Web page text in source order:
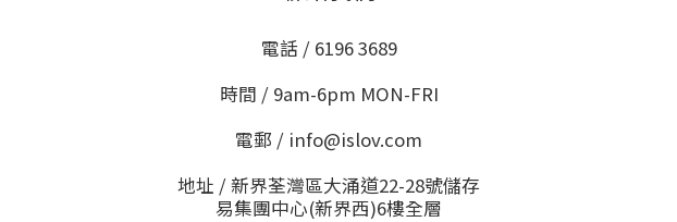
電話 / 6196 3689
時間 / 9am-6pm MON-FRI
電郵 / info@islov.com
地址 / 新界荃灣區大涌道22-28號儲存
易集團中心(新界西)6樓全層